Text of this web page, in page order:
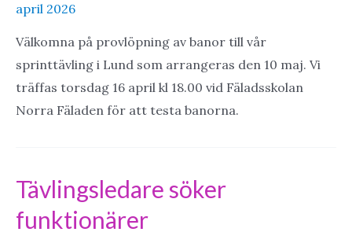
april 2026
Välkomna på provlöpning av banor till vår
sprinttävling i Lund som arrangeras den 10 maj. Vi
träffas torsdag 16 april kl 18.00 vid Fäladsskolan
Norra Fäladen för att testa banorna.
Tävlingsledare söker
funktionärer